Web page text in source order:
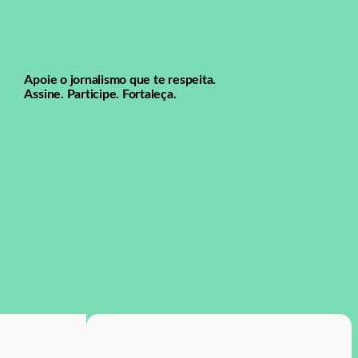
Apoie o jornalismo que te respeita.
Assine. Participe. Fortaleça.